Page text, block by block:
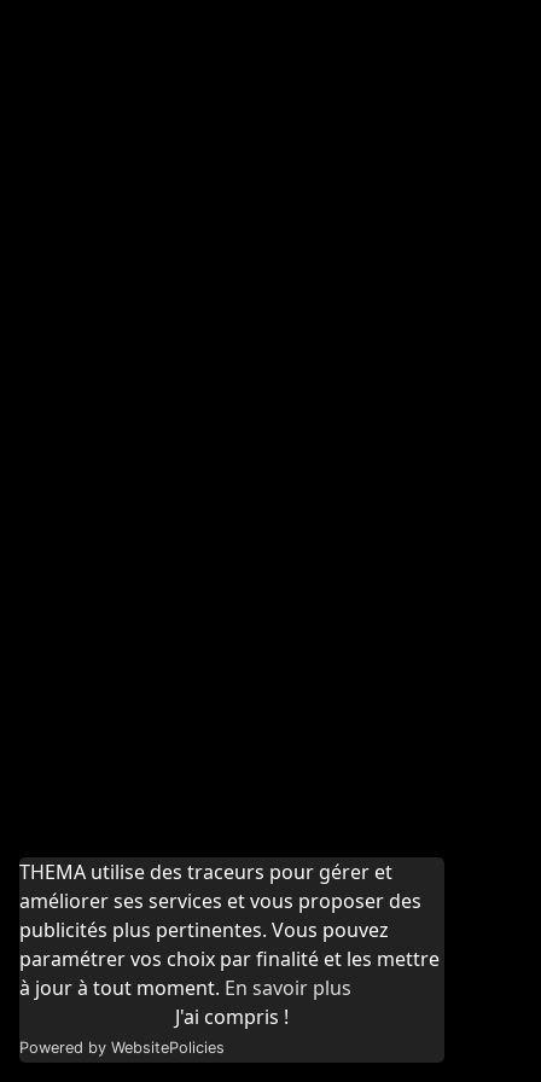
THEMA utilise des traceurs pour gérer et
améliorer ses services et vous proposer des
publicités plus pertinentes. Vous pouvez
paramétrer vos choix par finalité et les mettre
à jour à tout moment. En savoir plus
J'ai compris !
Powered by WebsitePolicies